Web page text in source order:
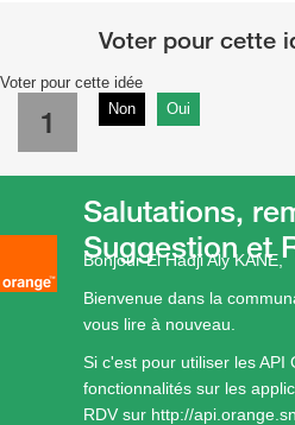
Voter pour cette idée
1 Non Oui
Bonjour El Hadji Aly KANE,
Bienvenue dans la
vous lire à nouveau.
Si c'est pour utiliser les API
fonctionnalités sur les
RDV sur http://api.orange.sn
Salutations,
Suggestion et